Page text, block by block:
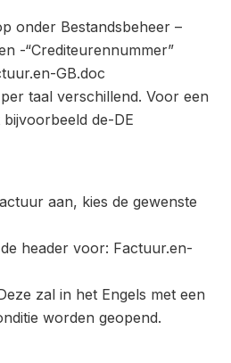
onder Bestandsbeheer –
-“Crediteurennummer”
GB.doc
taal verschillend. Voor een
de-DE
aan, kies de gewenste
header voor: Factuur.en-
zal in het Engels met een
worden geopend.